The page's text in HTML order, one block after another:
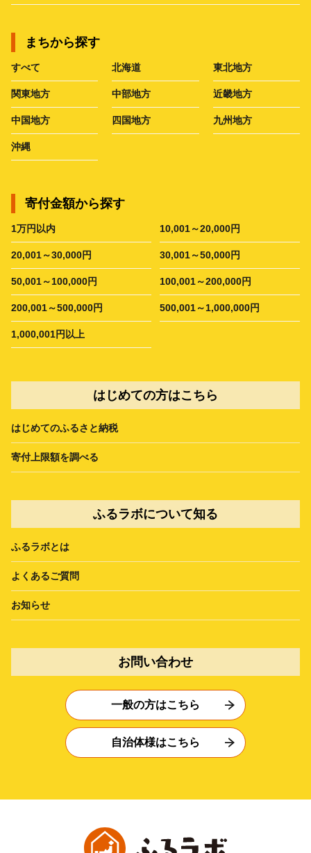
まちから探す
すべて 北海道 東北地方
関東地方 中部地方 近畿地方
中国地方 四国地方 九州地方
沖縄
寄付金額から探す
1万円以内 10,001～20,000円
20,001～30,000円 30,001～50,000円
50,001～100,000円 100,001～200,000円
200,001～500,000円 500,001～1,000,000円
1,000,001円以上
はじめての方はこちら
はじめてのふるさと納税
寄付上限額を調べる
ふるラボについて知る
ふるラボとは
よくあるご質問
お知らせ
お問い合わせ
一般の方はこちら
自治体様はこちら